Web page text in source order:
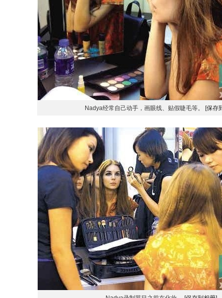
Nadya经常自己动手，画眼线、贴假睫毛等。 [保存